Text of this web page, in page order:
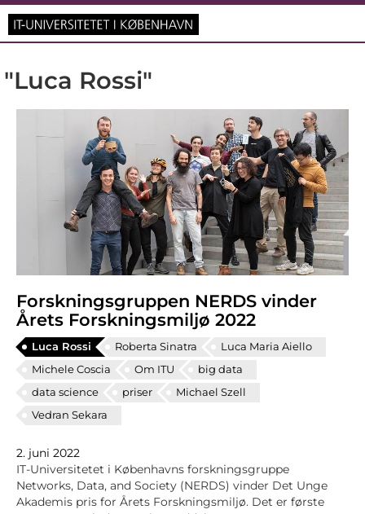
"Luca Rossi"
Forskningsgruppen NERDS vinder
Årets Forskningsmiljø 2022
Luca Rossi Roberta Sinatra
Luca Maria Aiello
Michele Coscia
Om ITU
big data
data science
priser
Michael Szell
Vedran Sekara
2. juni 2022
IT-Universitetet i Københavns forskningsgruppe
Networks, Data, and Society (NERDS) vinder Det Unge
Akademis pris for Årets Forskningsmiljø. Det er første